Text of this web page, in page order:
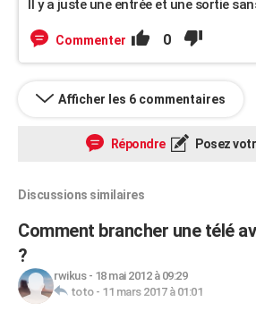
Il y a juste une entrée et une sortie
Commenter 0
Afficher les 6 commentaires
Répondre Posez
Discussions similaires
Comment brancher une télé
?
rwikus- 18 mai 2012 à 09:29
toto- 11 mars 2017 à 01:01